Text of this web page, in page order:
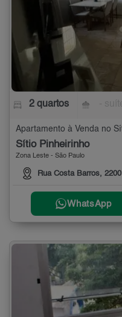
2 quartos
Sítio Pinheirinho
Zona Leste - São Paulo
Rua Costa Barros, 2200
WhatsApp